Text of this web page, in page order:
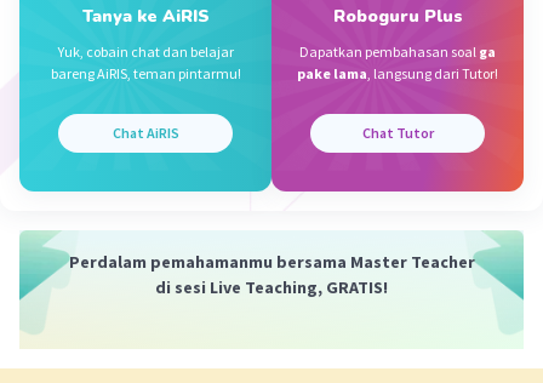
16-10=6cm²
Beri Rating 1 Balas
Beri Rating·0.0(0) Balas
Tanya ke AiRIS
Yuk, cobain chat dan belajar
bareng AiRIS, teman pintarmu!
Chat AiRIS
Roboguru Plus
Dapatkan pembahasan soal ga
pake lama, langsung dari Tutor!
Chat Tutor
Perdalam pemahamanmu bersama Master Teacher
di sesi Live Teaching, GRATIS!